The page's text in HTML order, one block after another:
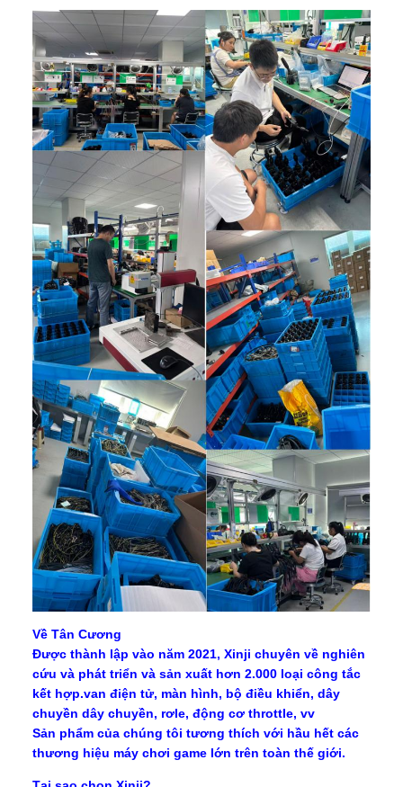
Về Tân Cương
Được thành lập vào năm 2021, Xinji chuyên về nghiên
cứu và phát triển và sản xuất hơn 2.000 loại công tắc
kết hợp.van điện tử, màn hình, bộ điều khiển, dây
chuyền dây chuyền, rơle, động cơ throttle, vv
Sản phẩm của chúng tôi tương thích với hầu hết các
thương hiệu máy chơi game lớn trên toàn thế giới.